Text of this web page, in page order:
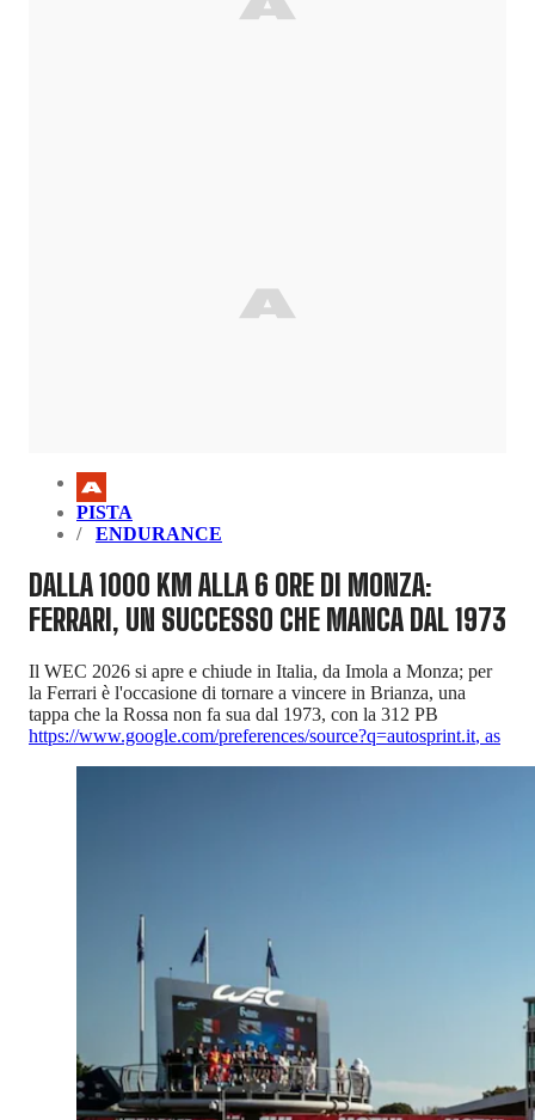
PISTA
ENDURANCE
DALLA 1000 KM ALLA 6 ORE DI MONZA:
FERRARI, UN SUCCESSO CHE MANCA DAL 1973
Il WEC 2026 si apre e chiude in Italia, da Imola a Monza; per
la Ferrari è l'occasione di tornare a vincere in Brianza, una
tappa che la Rossa non fa sua dal 1973, con la 312 PB
https://www.google.com/preferences/source?q=autosprint.it, as